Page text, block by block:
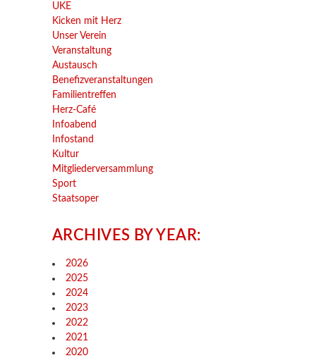
UKE
Kicken mit Herz
Unser Verein
Veranstaltung
Austausch
Benefizveranstaltungen
Familientreffen
Herz-Café
Infoabend
Infostand
Kultur
Mitgliederversammlung
Sport
Staatsoper
ARCHIVES BY YEAR:
2026
2025
2024
2023
2022
2021
2020